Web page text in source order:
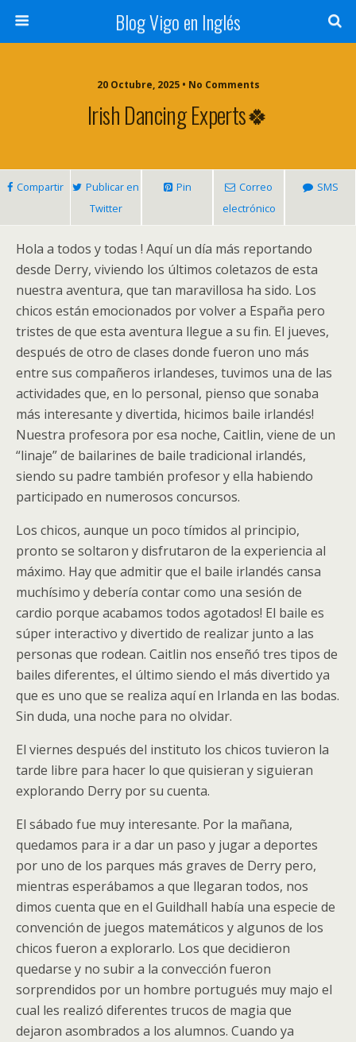
Blog Vigo en Inglés
20 Octubre, 2025 • No Comments
Irish Dancing Experts🍀
Compartir
Publicar en
Twitter
Pin
Correo
electrónico
SMS
Hola a todos y todas ! Aquí un día más reportando
desde Derry, viviendo los últimos coletazos de esta
nuestra aventura, que tan maravillosa ha sido. Los
chicos están emocionados por volver a España pero
tristes de que esta aventura llegue a su fin. El jueves,
después de otro de clases donde fueron uno más
entre sus compañeros irlandeses, tuvimos una de las
actividades que, en lo personal, pienso que sonaba
más interesante y divertida, hicimos baile irlandés!
Nuestra profesora por esa noche, Caitlin, viene de un
“linaje” de bailarines de baile tradicional irlandés,
siendo su padre también profesor y ella habiendo
participado en numerosos concursos.
Los chicos, aunque un poco tímidos al principio,
pronto se soltaron y disfrutaron de la experiencia al
máximo. Hay que admitir que el baile irlandés cansa
muchísimo y debería contar como una sesión de
cardio porque acabamos todos agotados! El baile es
súper interactivo y divertido de realizar junto a las
personas que rodean. Caitlin nos enseñó tres tipos de
bailes diferentes, el último siendo el más divertido ya
que es uno que se realiza aquí en Irlanda en las bodas.
Sin duda, una noche para no olvidar.
El viernes después del instituto los chicos tuvieron la
tarde libre para hacer lo que quisieran y siguieran
explorando Derry por su cuenta.
El sábado fue muy interesante. Por la mañana,
quedamos para ir a dar un paso y jugar a deportes
por uno de los parques más graves de Derry pero,
mientras esperábamos a que llegaran todos, nos
dimos cuenta que en el Guildhall había una especie de
convención de juegos matemáticos y algunos de los
chicos fueron a explorarlo. Los que decidieron
quedarse y no subir a la convección fueron
sorprendidos por un hombre portugués muy majo el
cual les realizó diferentes trucos de magia que
dejaron asombrados a los alumnos. Cuando ya